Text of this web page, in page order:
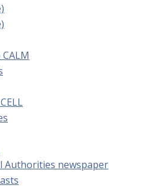
Authorities newspaper